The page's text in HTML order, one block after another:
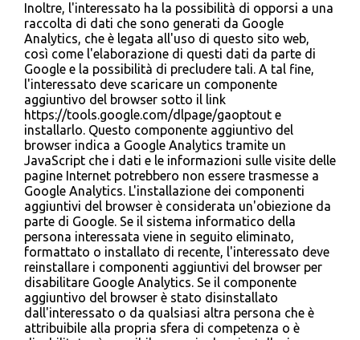
Inoltre, l'interessato ha la possibilità di opporsi a una
raccolta di dati che sono generati da Google
Analytics, che è legata all'uso di questo sito web,
così come l'elaborazione di questi dati da parte di
Google e la possibilità di precludere tali. A tal fine,
l'interessato deve scaricare un componente
aggiuntivo del browser sotto il link
https://tools.google.com/dlpage/gaoptout e
installarlo. Questo componente aggiuntivo del
browser indica a Google Analytics tramite un
JavaScript che i dati e le informazioni sulle visite delle
pagine Internet potrebbero non essere trasmesse a
Google Analytics. L'installazione dei componenti
aggiuntivi del browser è considerata un'obiezione da
parte di Google. Se il sistema informatico della
persona interessata viene in seguito eliminato,
formattato o installato di recente, l'interessato deve
reinstallare i componenti aggiuntivi del browser per
disabilitare Google Analytics. Se il componente
aggiuntivo del browser è stato disinstallato
dall'interessato o da qualsiasi altra persona che è
attribuibile alla propria sfera di competenza o è